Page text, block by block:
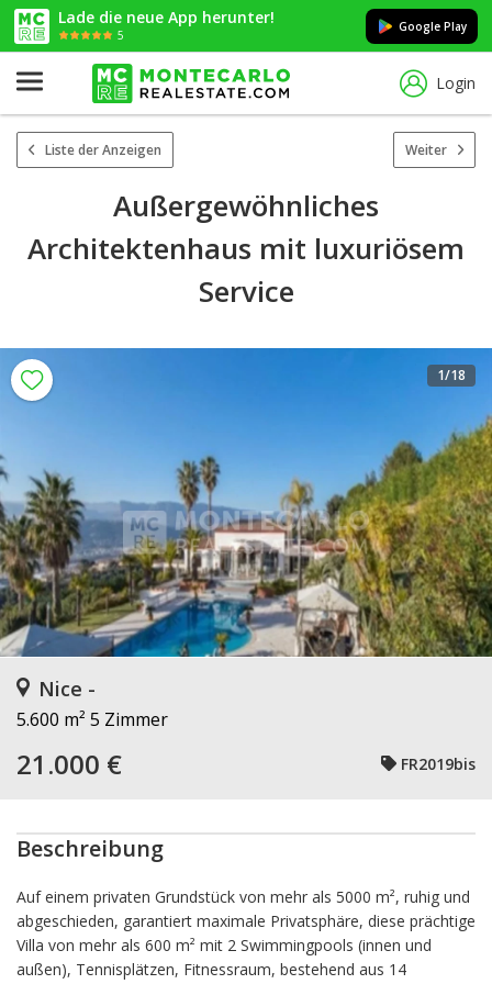
Lade die neue App herunter!
5
Google Play
Login
Liste der Anzeigen Weiter
Außergewöhnliches
Architektenhaus mit luxuriösem
Service
1/18
Nice -
5.600 m² 5 Zimmer
21.000 € FR2019bis
Beschreibung
Auf einem privaten Grundstück von mehr als 5000 m², ruhig und
abgeschieden, garantiert maximale Privatsphäre, diese prächtige
Villa von mehr als 600 m² mit 2 Swimmingpools (innen und
außen), Tennisplätzen, Fitnessraum, bestehend aus 14